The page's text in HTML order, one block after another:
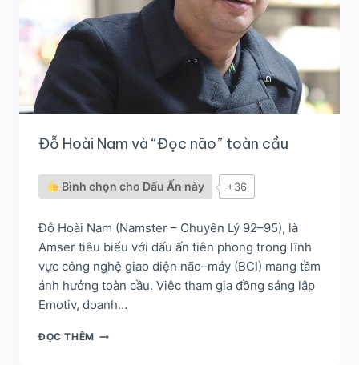
Đỗ Hoài Nam và “Đọc não” toàn cầu
Bình chọn cho Dấu Ấn này +36
Đỗ Hoài Nam (Namster – Chuyên Lý 92–95), là
Amser tiêu biểu với dấu ấn tiên phong trong lĩnh
vực công nghệ giao diện não–máy (BCI) mang tầm
ảnh hưởng toàn cầu. Việc tham gia đồng sáng lập
Emotiv, doanh…
ĐỌC THÊMĐỖ